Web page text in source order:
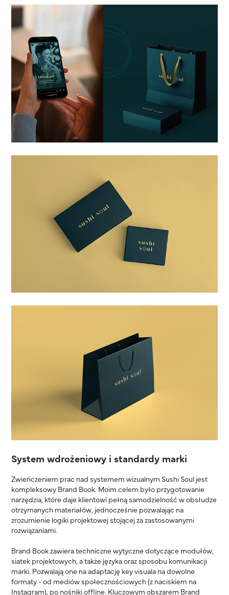
System wdrożeniowy i standardy marki
Zwieńczeniem prac nad systemem wizualnym Sushi Soul jest
kompleksowy Brand Book. Moim celem było przygotowanie
narzędzia, które daje klientowi pełną samodzielność w obsłudze
otrzymanych materiałów, jednocześnie pozwalając na
zrozumienie logiki projektowej stojącej za zastosowanymi
rozwiązaniami.
Brand Book zawiera techniczne wytyczne dotyczące modułów,
siatek projektowych, a także języka oraz sposobu komunikacji
marki. Pozwalają one na adaptację key visuala na dowolne
formaty - od mediów społecznościowych (z naciskiem na
Instagram), po nośniki offline. Kluczowym obszarem Brand